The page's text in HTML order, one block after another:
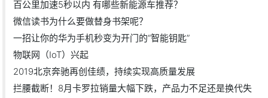
百公里加速5秒以内 有哪些新能源车推荐？
微信读书为什么要做替身书架呢？
一招让你的华为手机秒变为开门的“智能钥匙”
物联网（IoT）兴起
2019北京奔驰再创佳绩，持续实现高质量发展
拦腰截断！8月卡罗拉销量大幅下跌，产品力不足还是换代失